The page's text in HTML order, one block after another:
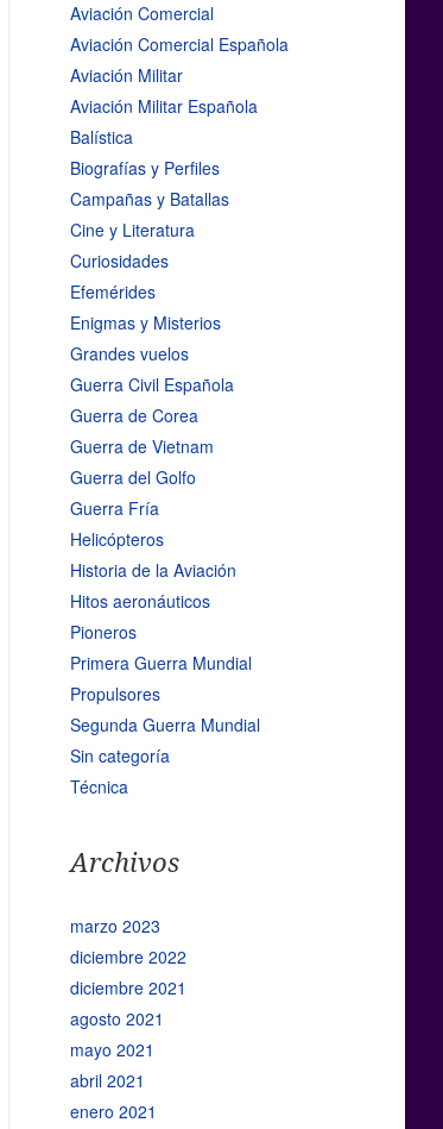
Aviación Comercial
Aviación Comercial Española
Aviación Militar
Aviación Militar Española
Balística
Biografías y Perfiles
Campañas y Batallas
Cine y Literatura
Curiosidades
Efemérides
Enigmas y Misterios
Grandes vuelos
Guerra Civil Española
Guerra de Corea
Guerra de Vietnam
Guerra del Golfo
Guerra Fría
Helicópteros
Historia de la Aviación
Hitos aeronáuticos
Pioneros
Primera Guerra Mundial
Propulsores
Segunda Guerra Mundial
Sin categoría
Técnica
Archivos
marzo 2023
diciembre 2022
diciembre 2021
agosto 2021
mayo 2021
abril 2021
enero 2021